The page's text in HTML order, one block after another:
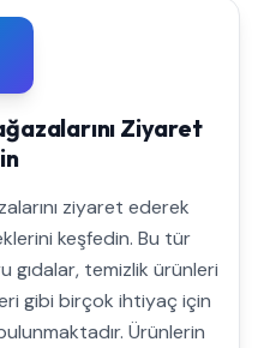
Ziyaret
ziyaret ederek
keşfedin. Bu tür
gıdalar, temizlik ürünleri
gibi birçok ihtiyaç için
Ürünlerin